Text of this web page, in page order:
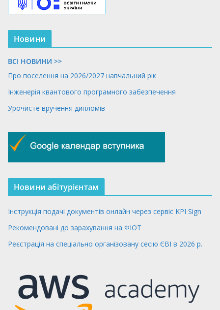
Новини
ВСІ НОВИНИ >>
Про поселення на 2026/2027 навчальний рік
Інженерія квантового програмного забезпечення
Урочисте вручення дипломів
Новини абітурієнтам
Інструкція подачі документів онлайн через сервіс KPI Sign
Рекомендовані до зарахування на ФІОТ
Реєстрація на спеціально організовану сесію ЄВІ в 2026 р.